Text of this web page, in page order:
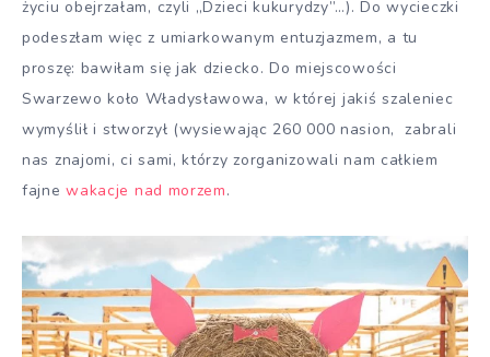
życiu obejrzałam, czyli „Dzieci kukurydzy”…). Do wycieczki
podeszłam więc z umiarkowanym entuzjazmem, a tu
proszę: bawiłam się jak dziecko. Do miejscowości
Swarzewo koło Władysławowa, w której jakiś szaleniec
wymyślił i stworzył (wysiewając 260 000 nasion, zabrali
nas znajomi, ci sami, którzy zorganizowali nam całkiem
fajnewakacje nad morzem.